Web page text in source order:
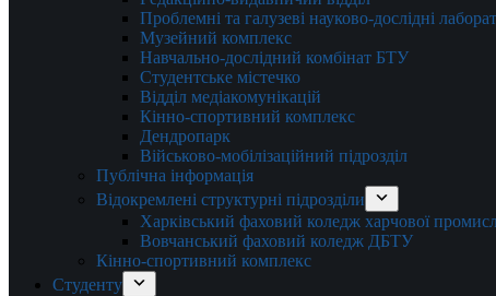
Проблемні та галузеві науково-дослідні
Музейний комплекс
Навчально-дослідний комбінат БТУ
Студентське містечко
Відділ медіакомунікацій
Кінно-спортивний комплекс
Дендропарк
Військово-мобілізаційний підрозділ
Публічна інформація
Відокремлені структурні підрозділи
Харківський фаховий коледж харчової
Вовчанський фаховий коледж ДБТУ
Кінно-спортивний комплекс
Студенту